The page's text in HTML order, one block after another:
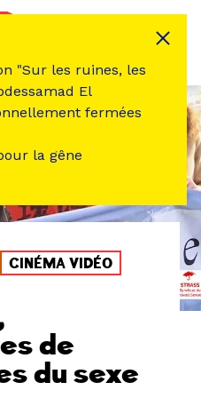
CINÉMA VIDÉO
de
du sexe
"Sur les ruines, les
El
fermées
la gêne